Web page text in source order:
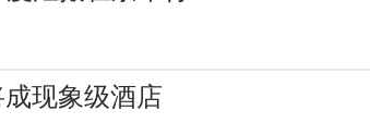
现象级酒店